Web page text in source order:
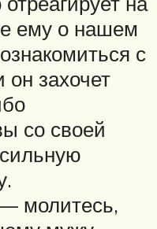
ему о нашем
с
захочет
со своей
молитесь,